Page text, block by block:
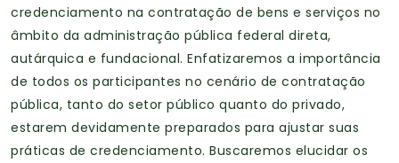
credenciamento na contratação de bens e serviços no
âmbito da administração pública federal direta,
autárquica e fundacional. Enfatizaremos a importância
de todos os participantes no cenário de contratação
pública, tanto do setor público quanto do privado,
estarem devidamente preparados para ajustar suas
práticas de credenciamento. Buscaremos elucidar os